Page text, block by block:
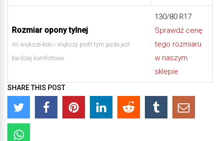
Rozmiar opony tylnej
Im większe koło i większy profil tym jazda jest
bardziej komfortowa
130/80 R17
Sprawdź cenę
tego rozmiaru
w naszym
sklepie
SHARE THIS POST